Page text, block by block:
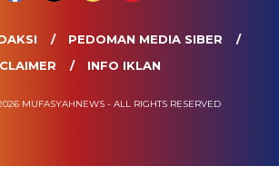
PEDOMAN MEDIA SIBER
INFO IKLAN
MUFASYAHNEWS - ALL RIGHTS RESERVED